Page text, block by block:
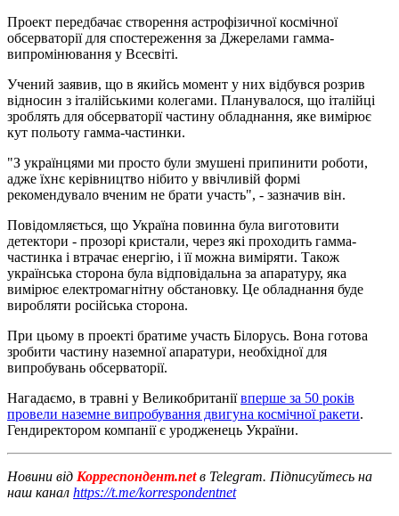
Проект передбачає створення астрофізичної космічної
обсерваторії для спостереження за Джерелами гамма-
випромінювання у Всесвіті.
Учений заявив, що в якийсь момент у них відбувся розрив
відносин з італійськими колегами. Планувалося, що італійці
зроблять для обсерваторії частину обладнання, яке вимірює
кут польоту гамма-частинки.
"З українцями ми просто були змушені припинити роботи,
адже їхнє керівництво нібито у ввічливій формі
рекомендувало вченим не брати участь", - зазначив він.
Повідомляється, що Україна повинна була виготовити
детектори - прозорі кристали, через які проходить гамма-
частинка і втрачає енергію, і її можна виміряти. Також
українська сторона була відповідальна за апаратуру, яка
вимірює електромагнітну обстановку. Це обладнання буде
виробляти російська сторона.
При цьому в проекті братиме участь Білорусь. Вона готова
зробити частину наземної апаратури, необхідної для
випробувань обсерваторії.
Нагадаємо, в травні у Великобританіївперше за 50 років
провели наземне випробування двигуна космічної ракети.
Гендиректором компанії є уродженець України.
Новини від Корреспондент.netв Telegram. Підписуйтесь на
наш канал https://t.me/korrespondentnet